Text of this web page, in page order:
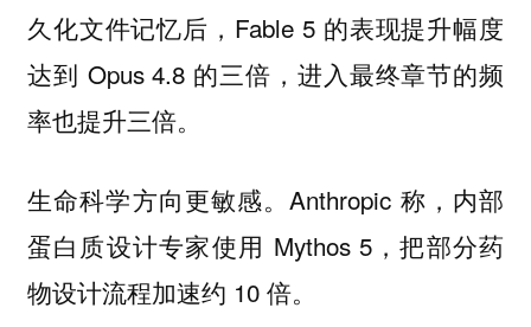
久化文件记忆后，Fable 5 的表现提升幅度
达到 Opus 4.8 的三倍，进入最终章节的频
率也提升三倍。
生命科学方向更敏感。Anthropic 称，内部
蛋白质设计专家使用 Mythos 5，把部分药
物设计流程加速约 10 倍。